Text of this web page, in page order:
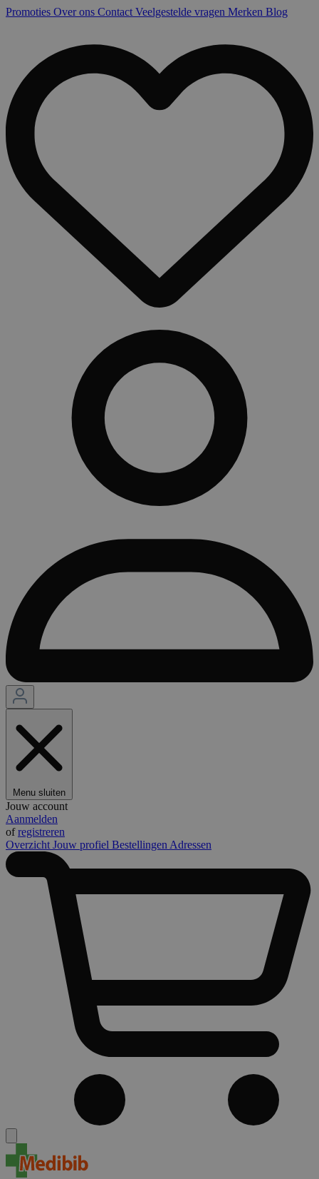
Promoties Over ons Contact Veelgestelde vragen Merken Blog
Menu sluiten
Jouw account
Aanmelden
ofregistreren
Overzicht Jouw profiel Bestellingen Adressen